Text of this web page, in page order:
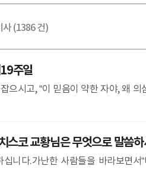
사 (1386 건)
주일
으시고, “이 믿음이 약한 자야, 왜
스코 교황님은 무엇으로 말씀
니다.가난한 사람들을 바라보면